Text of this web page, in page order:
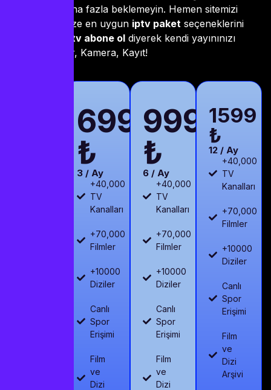
istiyorsanız daha fazla beklemeyin. Hemen sitemizi
ziyaret edin, size en uygun iptv paket seçeneklerini
iptv abone ol diyerek kendi yayınınızı
başlatın. Işıklar, Kamera, Kayıt!
PAKETİNİZİ
699
₺
3 / Ay
+40,000
TV
Kanalları
+70,000
Filmler
+10000
Diziler
Canlı
Spor
Erişimi
Film
ve
Dizi
999
₺
6 / Ay
+40,000
TV
Kanalları
+70,000
Filmler
+10000
Diziler
Canlı
Spor
Erişimi
Film
ve
Dizi
1599
₺
12 / Ay
+40,000
TV
Kanalları
+70,000
Filmler
+10000
Diziler
Canlı
Spor
Erişimi
Film
ve
Dizi
Arşivi